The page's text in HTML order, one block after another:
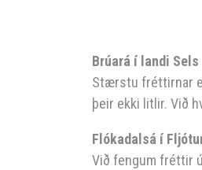
Brúará í landi Sels
Stærstu fréttirnar
þeir ekki litlir. Við
Flókadalsá í
Við fengum fréttir